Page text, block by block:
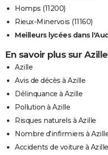
Homps (11200)
Rieux-Minervois (11160)
Meilleurs lycées dans
En savoir plus sur Azille
Azille
Avis de décès à Azille
Délinquance à Azille
Pollution à Azille
Risques naturels à Azille
Nombre d'infirmiers à
Accidents de voiture à Azille